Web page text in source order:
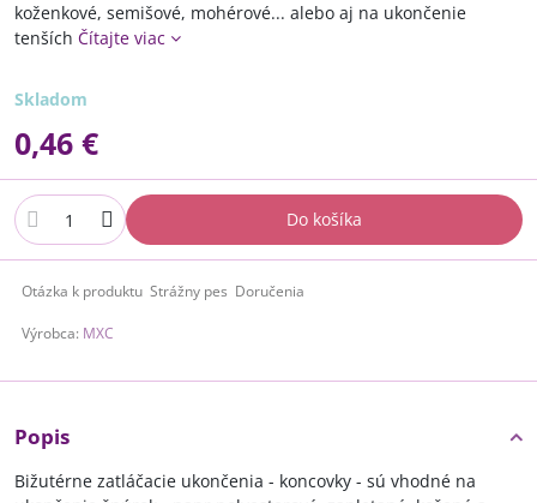
koženkové, semišové, mohérové... alebo aj na ukončenie
tenších Čítajte viac
Skladom
0,46 €
Do košíka
Otázka k produktu Strážny pes Doručenia
Výrobca: MXC
Popis
Bižutérne zatláčacie ukončenia - koncovky - sú vhodné na